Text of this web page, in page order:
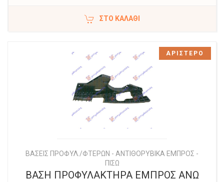
ΣΤΟ ΚΑΛΆΘΙ
ΒΑΣΕΙΣ ΠΡΟΦΥΛ./ΦΤΕΡΩΝ - ΑΝΤΙΘΟΡΥΒΙΚΑ ΕΜΠΡΟΣ -
ΠΙΣΩ
ΒΑΣΗ ΠΡΟΦΥΛΑΚΤΗΡΑ ΕΜΠΡΟΣ ΑΝΩ
ΑΡΙΣΤΕΡΟ